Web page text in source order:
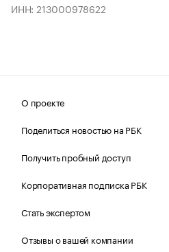
ИНН: 213000978622
О проекте
Поделиться новостью на РБК
Получить пробный доступ
Корпоративная подписка РБК
Стать экспертом
Отзывы о вашей компании